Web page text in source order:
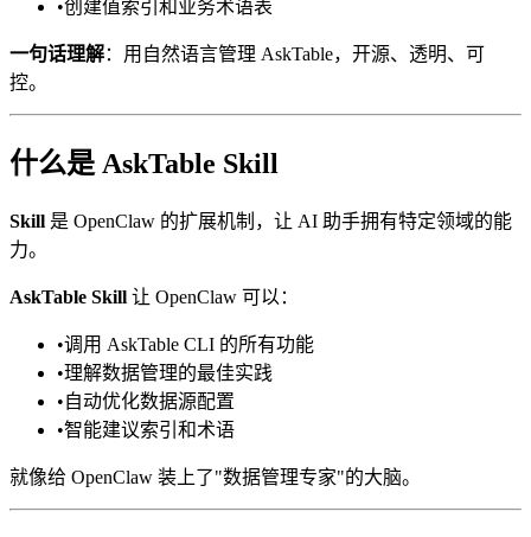
•创建值索引和业务术语表
一句话理解：用自然语言管理 AskTable，开源、透明、可
控。
什么是 AskTable Skill
Skill 是 OpenClaw 的扩展机制，让 AI 助手拥有特定领域的能
力。
AskTable Skill 让 OpenClaw 可以：
•调用 AskTable CLI 的所有功能
•理解数据管理的最佳实践
•自动优化数据源配置
•智能建议索引和术语
就像给 OpenClaw 装上了"数据管理专家"的大脑。